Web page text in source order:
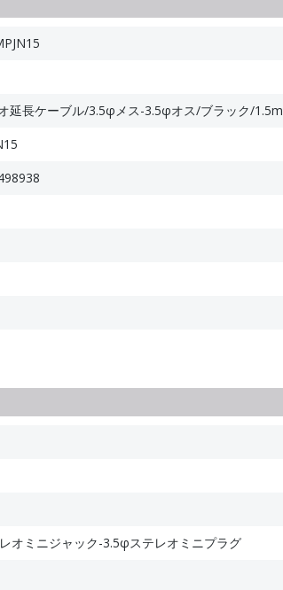
延長ケーブル/3.5φメス-3.5φオス/ブラック/1.5m
オミニジャック-3.5φステレオミニプラグ